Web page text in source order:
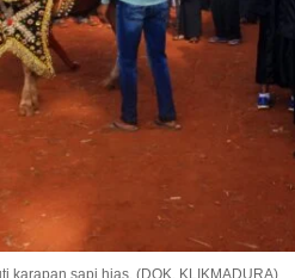
karapan sapi hias. (DOK. KLIKMADURA)